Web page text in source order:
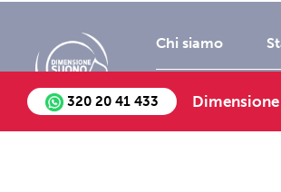
320 20 41 433
Chi siamo